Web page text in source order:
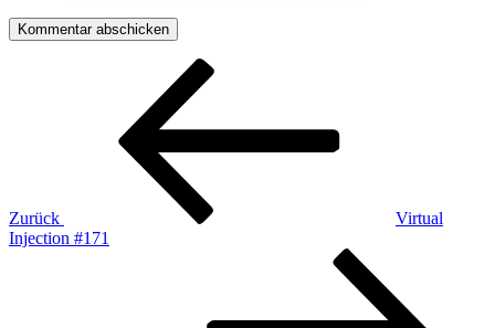
Beitragsnavigation
Zurück
Virtual
Injection #171